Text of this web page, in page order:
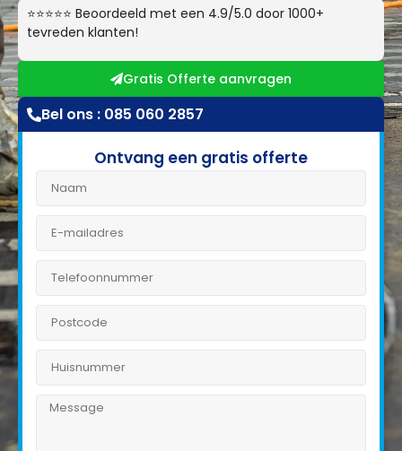
⭐⭐⭐⭐⭐ Beoordeeld met een 4.9/5.0 door 1000+
tevreden klanten!
Gratis Offerte aanvragen
Bel ons : 085 060 2857
Ontvang een gratis offerte